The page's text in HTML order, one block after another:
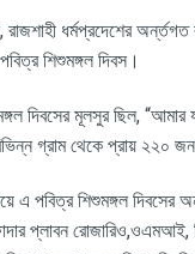
, রাজশাহী ধর্মপ্রদেশের অর্ন্তগত
পবিত্র শিশুমঙ্গল দিবস।
দিবসের মূলসুর ছিল, “আমার
গ্রাম থেকে প্রায় ২২০ জন
এ পবিত্র শিশুমঙ্গল দিবসের
প্লাবন রোজারিও,ওএমআই,